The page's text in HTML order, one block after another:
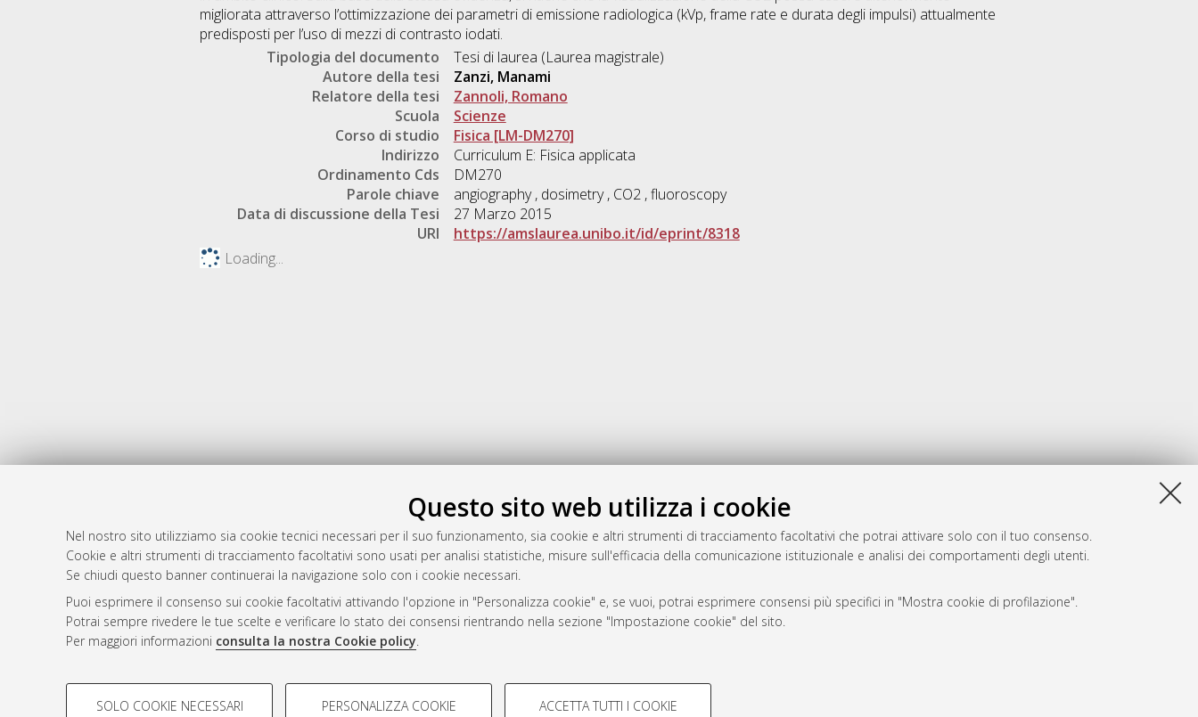
Questo sito web utilizza i cookie
Nel nostro sito utilizziamo sia cookie tecnici necessari per il suo funzionamento, sia cookie e altri strumenti di tracciamento facoltativi che potrai attivare solo con il tuo consenso.
Cookie e altri strumenti di tracciamento facoltativi sono usati per analisi statistiche, misure sull'efficacia della comunicazione istituzionale e analisi dei comportamenti degli utenti.
Se chiudi questo banner continuerai la navigazione solo con i cookie necessari.
Puoi esprimere il consenso sui cookie facoltativi attivando l'opzione in "Personalizza cookie" e, se vuoi, potrai esprimere consensi più specifici in "Mostra cookie di profilazione".
Potrai sempre rivedere le tue scelte e verificare lo stato dei consensi rientrando nella sezione "Impostazione cookie" del sito.
Per maggiori informazioni consulta la nostra Cookie policy.
COOKIE DI PROFILAZIONE - FACOLTATIVI COOKIE TECNICI - NECESSARI
SOLO COOKIE NECESSARI PERSONALIZZA COOKIE ACCETTA TUTTI I COOKIE
migliorata attraverso l’ottimizzazione dei parametri di emissione radiologica (kVp, frame rate e durata degli impulsi) attualmente
predisposti per l’uso di mezzi di contrasto iodati.
Tipologia del documento
Tesi di laurea (Laurea magistrale)
Autore della tesi
Zanzi, Manami
Relatore della tesi
Zannoli, Romano
Scuola
Scienze
Corso di studio
Fisica [LM-DM270]
Indirizzo
Curriculum E: Fisica applicata
Ordinamento Cds
DM270
Parole chiave
angiography , dosimetry , CO2 , fluoroscopy
Data di discussione della Tesi
27 Marzo 2015
URI
https://amslaurea.unibo.it/id/eprint/8318
Loading...
Gestione del documento:
Atom
Rss 1.0
Rss 2.0
AMS Laurea
Servizio implementato e gestito da
Impostazioni Cookie
Informativa sulla privacy
Condizioni d’uso del sito